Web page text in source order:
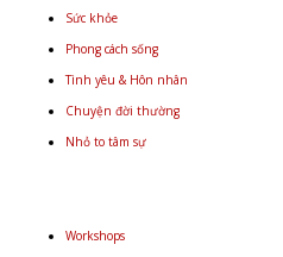
Sức khỏe
Phong cách sống
Tình yêu & Hôn nhân
Chuyện đời thường
Nhỏ to tâm sự
Workshops